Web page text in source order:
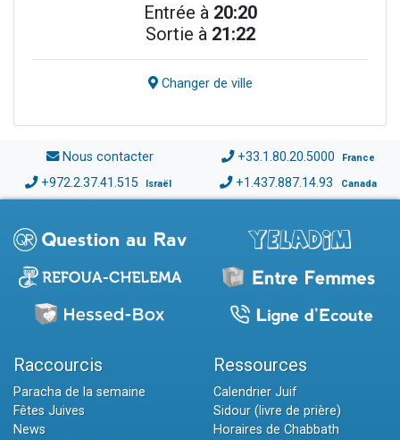
Entrée à 20:20
Sortie à 21:22
Changer de ville
Nous contacter +33.1.80.20.5000 France
+972.2.37.41.515 Israël +1.437.887.14.93 Canada
Raccourcis
Paracha de la semaine
Fêtes Juives
News
Ressources
Calendrier Juif
Sidour (livre de prière)
Horaires de Chabbath